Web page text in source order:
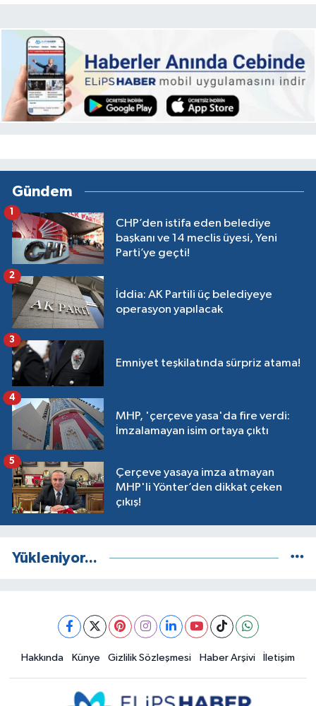
Gündem
CHP’den istifa eden belediye
başkanı ve 14 meclis üyesi, Yeni
Parti’ye geçti!
İddia: AK Partili üç belediyeye
operasyon yapılacak
2
Emniyet teşkilatında sürpriz atama!
3
MHP, 'çerçeve yasa'da fire verdi:
İmzalamayan isim ortaya çıktı
4
Çerçeve yasaya imza atmayan
MHP'li Yönter’den dikkat çeken
çıkış!
5
Yükleniyor...
Hakkında Künye Gizlilik Sözleşmesi Haber Arşivi İletişim